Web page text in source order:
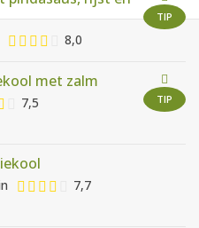
AANMELDEN
TIP
8,0
TIP
met zalm
7,5
7,7